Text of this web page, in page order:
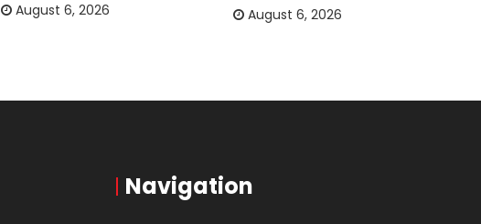
August 6, 2026
August 6, 2026
Navigation